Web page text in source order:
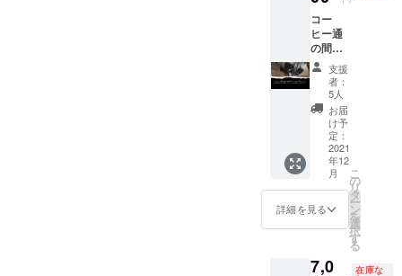
レギュ
ラー
ホット
ドック1
本を1枚
と交換
いたし
ます。
＊有効
期限は
当店よ
りの送
付日か
ら１
２ヶ月
は対象
外で
す。店
内での
ご飲用
のみと
なりま
す。 ＊
営業日
は１ヶ
月に２
０日前
後とな
りま
す。 ＊
ヒーは
営業日
の営業
時間内
であれ
ば何杯
でもお
かわり
できま
す。 ＊
テイク
アウト
は対象
外で
す。店
内での
す。 ＊
お見立
て＋店
頭に掲
示する
ゴール
ドプ
レート
（プレ
ミアム
サポー
ター）
＋御礼
のメー
ル 実施
時期：
が1～2
コー
ヒー通
の間で
幻とい
われる
ジャコ
ウネコ
コー
ヒー1杯
を飲め
る権＋
御礼の
メール
ジャコ
ウネコ
コー
わっと
支援
者：
5人
お届
け予
定：
2021
年12
月
詳細を見る
こ
の
リ
タ
ー
ン
を
選
択
す
る
7,0 在庫な